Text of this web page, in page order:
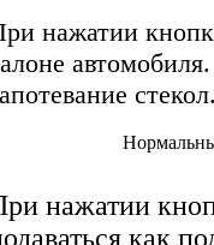
нажатии
нажатии
как